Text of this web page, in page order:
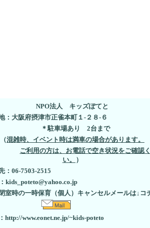
NPO法人 キッズぽてと
：大阪府摂津市正雀本町１-２８-６
＊駐車場あり 2台まで
（混雑時、イベント時は満車の場合があります。
ご利用の方は、お電話で空き状況をご確認
い。
）
：06-7503-2515
kids_poteto@yahoo.co.jp
時の一時保育（個人）キャンセルメールは↓コ
http://www.eonet.ne.jp/~kids-poteto